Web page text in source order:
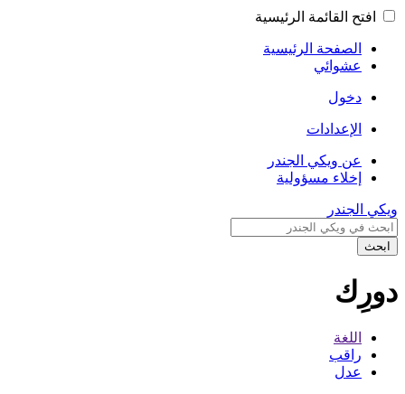
افتح القائمة الرئيسية
الصفحة الرئيسية
عشوائي
دخول
الإعدادات
عن ويكي الجندر
إخلاء مسؤولية
ويكي الجندر
ابحث
دورِك
اللغة
راقب
عدل